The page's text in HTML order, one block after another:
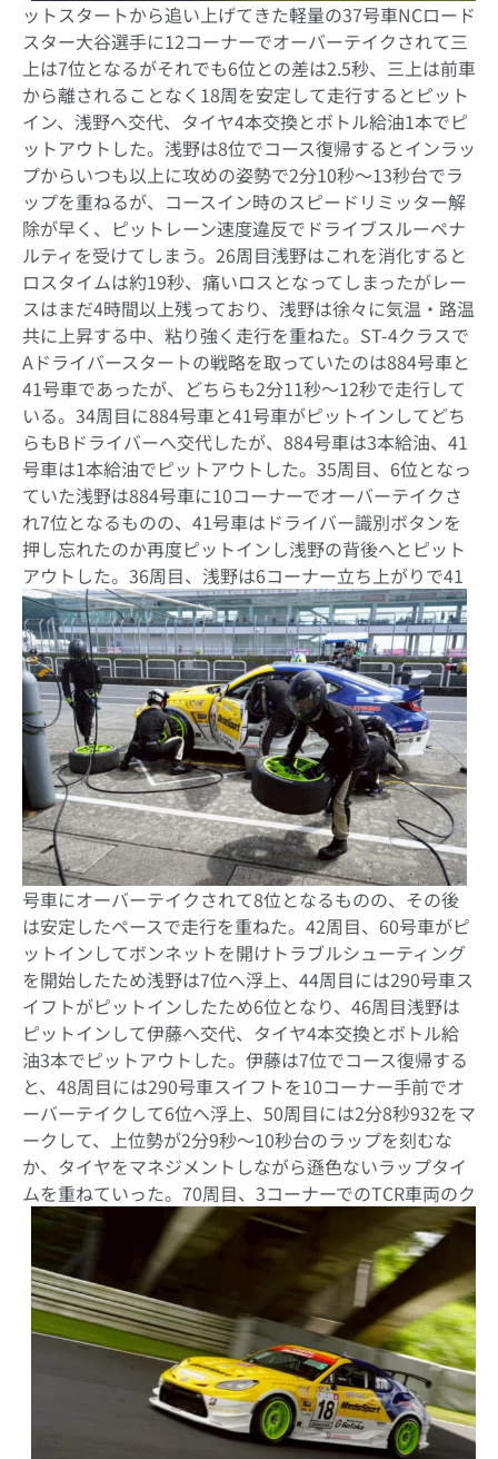
ットスタートから追い上げてきた軽量の37号車NCロード
スター大谷選手に12コーナーでオーバーテイクされて三
上は7位となるがそれでも6位との差は2.5秒、三上は前車
から離されることなく18周を安定して走行するとピット
イン、浅野へ交代、タイヤ4本交換とボトル給油1本でピ
ットアウトした。浅野は8位でコース復帰するとインラッ
プからいつも以上に攻めの姿勢で2分10秒～13秒台でラ
ップを重ねるが、コースイン時のスピードリミッター解
除が早く、ピットレーン速度違反でドライブスルーペナ
ルティを受けてしまう。26周目浅野はこれを消化すると
ロスタイムは約19秒、痛いロスとなってしまったがレー
スはまだ4時間以上残っており、浅野は徐々に気温・路温
共に上昇する中、粘り強く走行を重ねた。ST-4クラスで
Aドライバースタートの戦略を取っていたのは884号車と
41号車であったが、どちらも2分11秒～12秒で走行して
いる。34周目に884号車と41号車がピットインしてどち
らもBドライバーへ交代したが、884号車は3本給油、41
号車は1本給油でピットアウトした。35周目、6位となっ
ていた浅野は884号車に10コーナーでオーバーテイクさ
れ7位となるものの、41号車はドライバー識別ボタンを
押し忘れたのか再度ピットインし浅野の背後へとピット
アウトした。 36周目、浅野は6コーナー立ち上がりで41
号車にオーバーテイクされて8位となるものの、その後
は安定したペースで走行を重ねた。42周目、60号車がピ
ットインしてボンネットを開けトラブルシューティング
を開始したため浅野は7位へ浮上、44周目には290号車ス
イフトがピットインしたため6位となり、46周目浅野は
ピットインして伊藤へ交代、タイヤ4本交換とボトル給
油3本でピットアウトした。伊藤は7位でコース復帰する
と、48周目には290号車スイフトを10コーナー手前でオ
ーバーテイクして6位へ浮上、50周目には2分8秒932をマ
ークして、上位勢が2分9秒～10秒台のラップを刻むな
か、タイヤをマネジメントしながら遜色ないラップタイ
ムを重ねていった。 70周目、3コーナーでのTCR車両のク